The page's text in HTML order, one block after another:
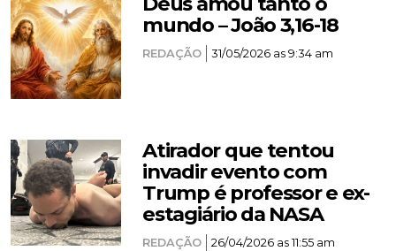
mundo – João 3,16-18
REDAÇÃO 31/05/2026 as 9:34 am
Atirador que tentou
invadir evento com
Trump é professor e ex-
estagiário da NASA
REDAÇÃO 26/04/2026 as 11:55 am